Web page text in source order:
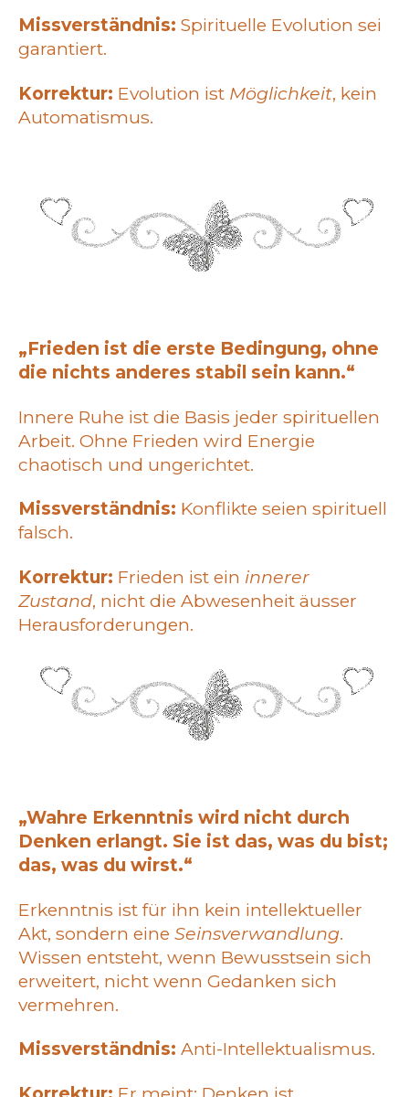
Missverständnis: Spirituelle Evolution sei
garantiert.
Korrektur: Evolution ist Möglichkeit, kein
Automatismus.
„Frieden ist die erste Bedingung, ohne
die nichts anderes stabil sein kann.“
Innere Ruhe ist die Basis jeder spirituellen
Arbeit. Ohne Frieden wird Energie
chaotisch und ungerichtet.
Missverständnis: Konflikte seien spirituell
falsch.
Korrektur: Frieden ist ein innerer
Zustand, nicht die Abwesenheit äusser
Herausforderungen.
„Wahre Erkenntnis wird nicht durch
Denken erlangt. Sie ist das, was du bist;
das, was du wirst.“
Erkenntnis ist für ihn kein intellektueller
Akt, sondern eine Seinsverwandlung.
Wissen entsteht, wenn Bewusstsein sich
erweitert, nicht wenn Gedanken sich
vermehren.
Missverständnis: Anti-Intellektualismus.